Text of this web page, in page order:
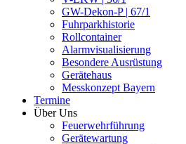
GW-Dekon-P | 67/1
Fuhrparkhistorie
Rollcontainer
Alarmvisualisierung
Besondere Ausrüstung
Gerätehaus
Messkonzept Bayern
Termine
Über Uns
Feuerwehrführung
Gerätewartung